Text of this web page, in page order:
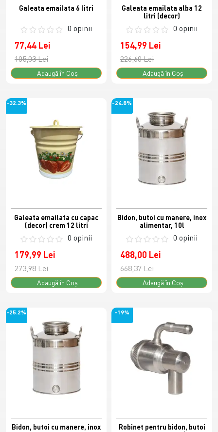
Galeata emailata 6 litri
0 opinii
77,44 Lei
105,03 Lei
Adaugă în Coş
Galeata emailata alba 12
litri (decor)
0 opinii
154,99 Lei
226,60 Lei
Adaugă în Coş
-32.3%
Galeata emailata cu capac
(decor) crem 12 litri
0 opinii
179,99 Lei
273,98 Lei
Adaugă în Coş
-24.8%
Bidon, butoi cu manere, inox
alimentar, 10l
0 opinii
488,00 Lei
668,37 Lei
Adaugă în Coş
-25.2%
Bidon, butoi cu manere, inox
-19%
Robinet pentru bidon, butoi